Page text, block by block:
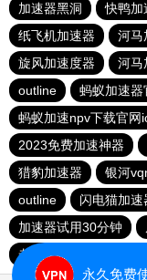
加速器黑洞
快鸭加
纸飞机加速器
河马
旋风加速度器
河马
outline
蚂蚁加速器
蚂蚁加速npv下载官网
2023免费加速神器
猎豹加速器
银河
outline
闪电猫加速
加速器试用30分钟
老王加速免费版v2.2.23
永久免费